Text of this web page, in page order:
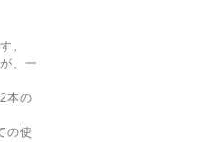
。
、一
本の
の使